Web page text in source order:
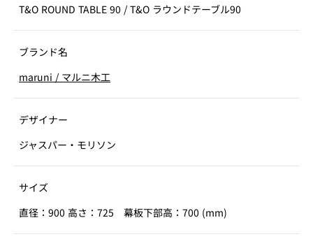
T&O ROUND TABLE 90 / T&O ラウンドテーブル90
ブランド名
maruni / マルニ木工
デザイナー
ジャスパー・モリソン
サイズ
直径：900 高さ：725 幕板下部高：700 (mm)